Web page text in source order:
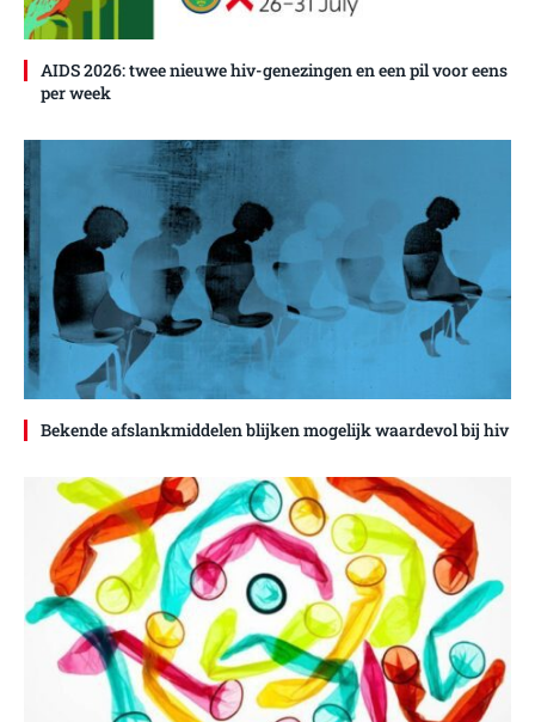
AIDS 2026: twee nieuwe hiv-genezingen en een pil voor eens
per week
Bekende afslankmiddelen blijken mogelijk waardevol bij hiv